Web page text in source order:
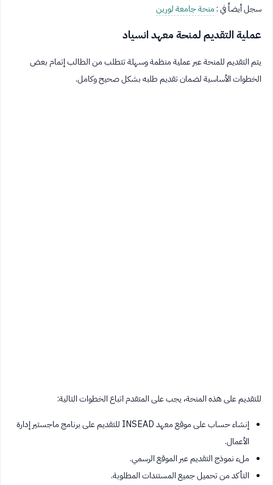
سجل أيضاً في :منحة جامعة لورين
عملية التقديم لمنحة معهد انسياد
يتم التقديم للمنحة عبر عملية منظمة وسهلة تتطلب من الطالب إتمام بعض
الخطوات الأساسية لضمان تقديم طلبه بشكل صحيح وكامل.
للتقديم على هذه المنحة، يجب على المتقدم اتباع الخطوات التالية:
إنشاء حساب على موقع معهد INSEAD للتقديم على برنامج ماجستير إدارة
الأعمال.
ملء نموذج التقديم عبر الموقع الرسمي.
التأكد من تحميل جميع المستندات المطلوبة.